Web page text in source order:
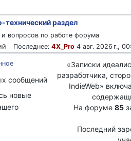
технический раздел
вопросов по работе форума
4X_Pro 4 авг. 2026 г.,
«Записки
разработчика,
IndieWeb»
На форуме 85
Последний
сообщений
новые